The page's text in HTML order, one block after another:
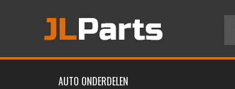
AUTO ONDERDELEN